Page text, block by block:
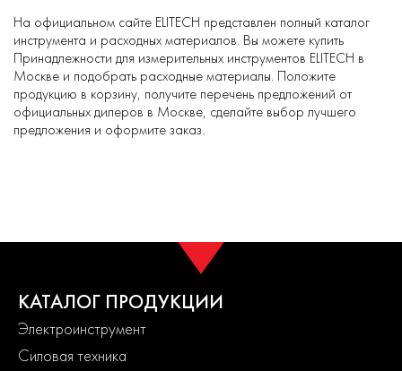
На официальном сайте ELITECH представлен полный каталог
инструмента и расходных материалов. Вы можете купить
Принадлежности для измерительных инструментов ELITECH в
Москве и подобрать расходные материалы. Положите
продукцию в корзину, получите перечень предложений от
официальных дилеров в Москве, сделайте выбор лучшего
предложения и оформите заказ.
КАТАЛОГ ПРОДУКЦИИ
Электроинструмент
Силовая техника